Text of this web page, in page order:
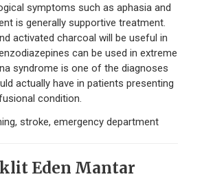
symptoms such as aphasia and
is generally supportive treatment.
activated charcoal will be useful in
can be used in extreme
syndrome is one of the diagnoses
actually have in patients presenting
condition.
stroke, emergency department
Eden Mantar